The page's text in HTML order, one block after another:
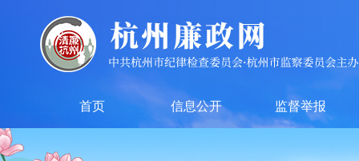
首页 信息公开 监督举报